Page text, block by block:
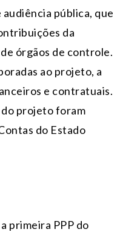
pública, que
da
órgãos de controle.
ao projeto, a
e contratuais.
do projeto foram
do Estado
primeira PPP do